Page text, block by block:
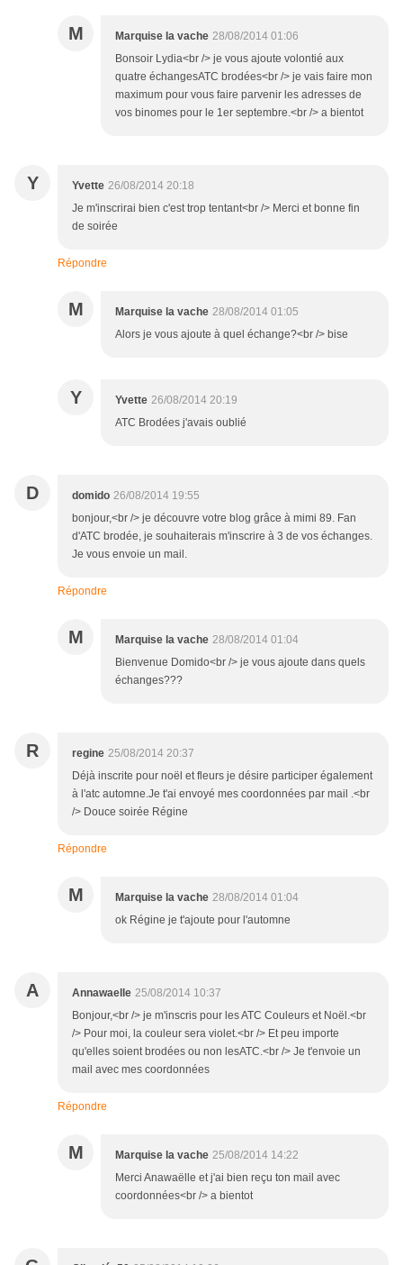
M Marquise la vache 28/08/2014 01:06
Bonsoir Lydia<br /> je vous ajoute volontié aux
quatre échangesATC brodées<br /> je vais faire mon
maximum pour vous faire parvenir les adresses de
vos binomes pour le 1er septembre.<br /> a bientot
Y Yvette 26/08/2014 20:18
Je m'inscrirai bien c'est trop tentant<br /> Merci et bonne fin
de soirée
Répondre
M Marquise la vache 28/08/2014 01:05
Alors je vous ajoute à quel échange?<br /> bise
Y Yvette 26/08/2014 20:19
ATC Brodées j'avais oublié
D domido 26/08/2014 19:55
bonjour,<br /> je découvre votre blog grâce à mimi 89. Fan
d'ATC brodée, je souhaiterais m'inscrire à 3 de vos échanges.
Je vous envoie un mail.
Répondre
M Marquise la vache 28/08/2014 01:04
Bienvenue Domido<br /> je vous ajoute dans quels
échanges???
R regine 25/08/2014 20:37
Déjà inscrite pour noël et fleurs je désire participer également
à l'atc automne.Je t'ai envoyé mes coordonnées par mail .<br
/> Douce soirée Régine
Répondre
M Marquise la vache 28/08/2014 01:04
ok Régine je t'ajoute pour l'automne
A Annawaelle 25/08/2014 10:37
Bonjour,<br /> je m'inscris pour les ATC Couleurs et Noël.<br
/> Pour moi, la couleur sera violet.<br /> Et peu importe
qu'elles soient brodées ou non lesATC.<br /> Je t'envoie un
mail avec mes coordonnées
Répondre
M Marquise la vache 25/08/2014 14:22
Merci Anawaëlle et j'ai bien reçu ton mail avec
coordonnées<br /> a bientot